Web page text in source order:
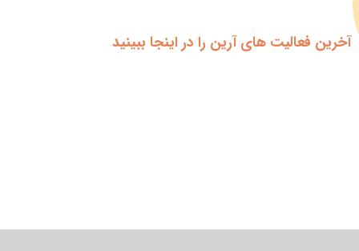
آخرین فعالیت های آرین را در اینجا ببینید